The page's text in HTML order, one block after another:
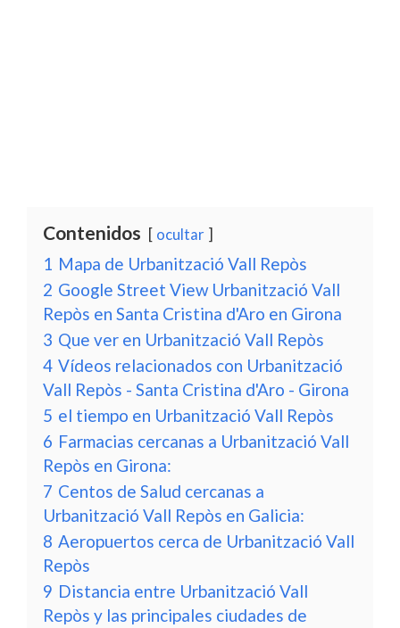
Contenidos ocultar
1 Mapa de Urbanització Vall Repòs
2 Google Street View Urbanització Vall
Repòs en Santa Cristina d'Aro en Girona
3 Que ver en Urbanització Vall Repòs
4 Vídeos relacionados con Urbanització
Vall Repòs - Santa Cristina d'Aro - Girona
5 el tiempo en Urbanització Vall Repòs
6 Farmacias cercanas a Urbanització Vall
Repòs en Girona:
7 Centos de Salud cercanas a
Urbanització Vall Repòs en Galicia:
8 Aeropuertos cerca de Urbanització Vall
Repòs
9 Distancia entre Urbanització Vall
Repòs y las principales ciudades de